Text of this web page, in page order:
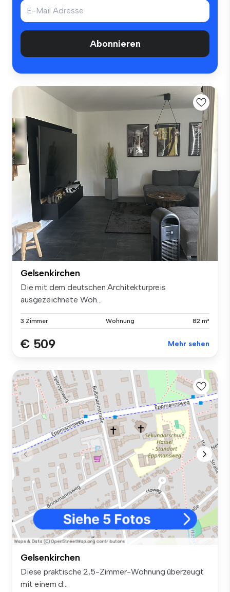
Abonnieren
Gelsenkirchen
Die mit dem deutschen Architekturpreis
ausgezeichnete Woh...
3 Zimmer Wohnung 82 m²
€ 509 Mehr sehen
Gelsenkirchen
Diese praktische 2,5-Zimmer-Wohnung überzeugt
mit einem d...